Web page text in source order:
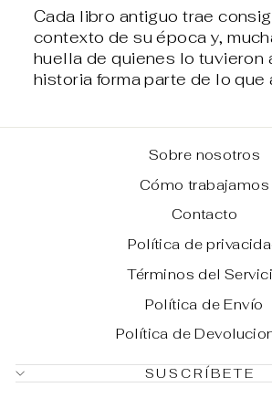
Cada libro antiguo trae
contexto de su época y,
huella de quienes lo tuvieron
historia forma parte de lo que
Sobre nosotros
Cómo trabajamos
Contacto
Política de
Términos del
Política de Envío
Política de
SUSCRÍBETE